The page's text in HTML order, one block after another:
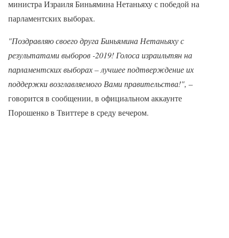
министра Израиля Биньямина Нетаньяху с победой на
парламентских выборах.
"Поздравляю своего друга Биньямина Нетаньяху с
результатами выборов -2019! Голоса израильтян на
парламентских выборах – лучшее подтверждение их
поддержки возглавляемого Вами правительства!", –
говорится в сообщении, в официальном аккаунте
Порошенко в Твиттере в среду вечером.